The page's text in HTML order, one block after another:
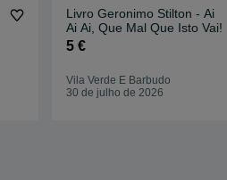
Livro Geronimo Stilton - Ai
Ai Ai, Que Mal Que Isto Vai!
5 €
Vila Verde E Barbudo
30 de julho de 2026